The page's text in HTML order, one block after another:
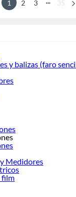
1 2 3 35
y balizas (faro
Medidores
film